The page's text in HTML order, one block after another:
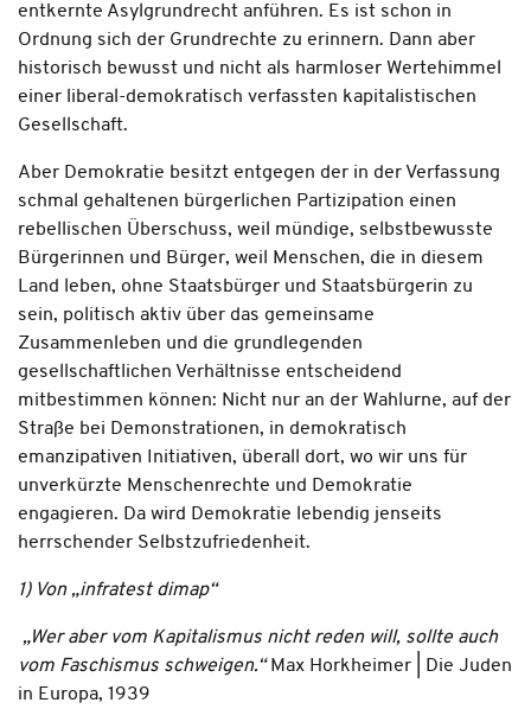
entkernte Asylgrundrecht anführen. Es ist schon in
Ordnung sich der Grundrechte zu erinnern. Dann aber
historisch bewusst und nicht als harmloser Wertehimmel
einer liberal-demokratisch verfassten kapitalistischen
Gesellschaft.
Aber Demokratie besitzt entgegen der in der Verfassung
schmal gehaltenen bürgerlichen Partizipation einen
rebellischen Überschuss, weil mündige, selbstbewusste
Bürgerinnen und Bürger, weil Menschen, die in diesem
Land leben, ohne Staatsbürger und Staatsbürgerin zu
sein, politisch aktiv über das gemeinsame
Zusammenleben und die grundlegenden
gesellschaftlichen Verhältnisse entscheidend
mitbestimmen können: Nicht nur an der Wahlurne, auf der
Straße bei Demonstrationen, in demokratisch
emanzipativen Initiativen, überall dort, wo wir uns für
unverkürzte Menschenrechte und Demokratie
engagieren. Da wird Demokratie lebendig jenseits
herrschender Selbstzufriedenheit.
1) Von „infratest dimap“
„Wer aber vom Kapitalismus nicht reden will, sollte auch
vom Faschismus schweigen.“ Max Horkheimer | Die Juden
in Europa, 1939